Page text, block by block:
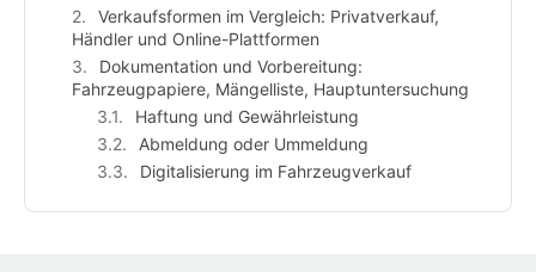
Verkaufsformen im Vergleich: Privatverkauf,
Händler und Online-Plattformen
Dokumentation und Vorbereitung:
Fahrzeugpapiere, Mängelliste, Hauptuntersuchung
Haftung und Gewährleistung
Abmeldung oder Ummeldung
Digitalisierung im Fahrzeugverkauf